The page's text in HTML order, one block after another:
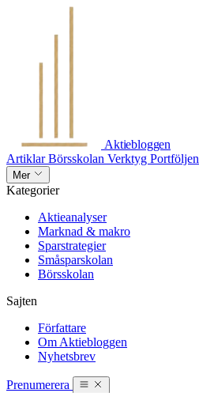
Aktiebloggen
ArtiklarBörsskolan Verktyg Portföljen
Mer
Kategorier
Aktieanalyser
Marknad & makro
Sparstrategier
Småsparskolan
Börsskolan
Sajten
Författare
Om Aktiebloggen
Nyhetsbrev
Prenumerera